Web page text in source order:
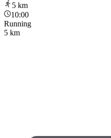
5 km
10:00
Running
5 km